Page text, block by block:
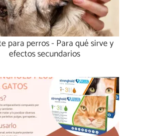
para perros - Para qué sirve y
efectos secundarios